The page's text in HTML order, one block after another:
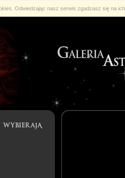
Odwiedzając nasz serwis zgadzasz się na